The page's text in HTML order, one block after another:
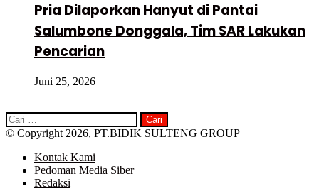
Pria Dilaporkan Hanyut di Pantai
Salumbone Donggala, Tim SAR Lakukan
Pencarian
Juni 25, 2026
Cari
untuk:
© Copyright 2026, PT.BIDIK SULTENG GROUP
Kontak Kami
Pedoman Media Siber
Redaksi